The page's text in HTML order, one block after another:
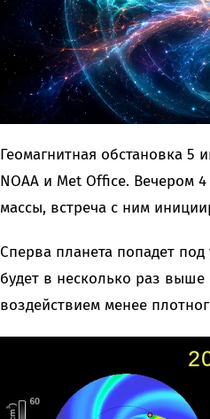
Геомагнитная обстановка 5
NOAA и Met Office.
массы, встреча с ним
Сперва планета попадет
будет в несколько раз
воздействием менее